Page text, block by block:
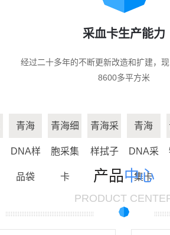
青海细胞采集卡
青海采样拭子
青海生物物证棉
青海精液采集卡
青海尿液采集卡
青海一次性使用
采血卡生产能力
经过二十多年的不断更新改造和扩建，
8600多平方米
青海
DNA样
品袋
青海细
胞采集
卡
青海采
样拭子
青海
DNA采
集卡
产品中心
PRODUCT